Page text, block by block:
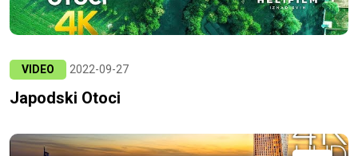
VIDEO 2022-09-27
Japodski Otoci